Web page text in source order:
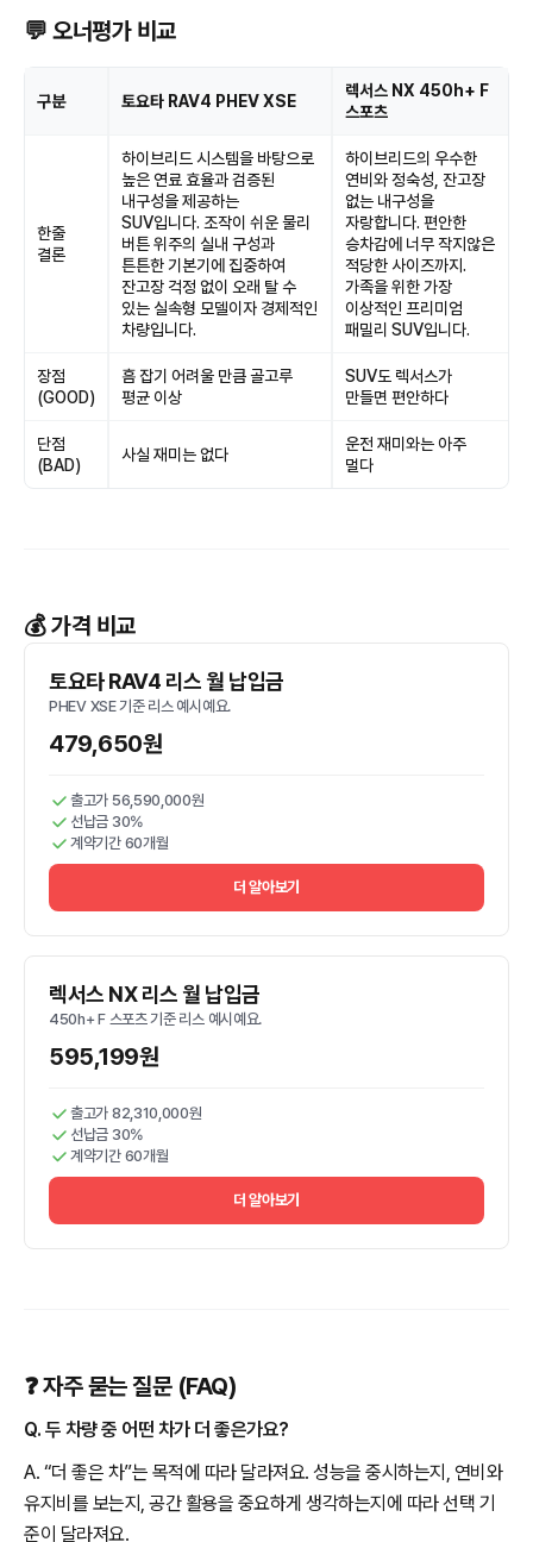
💬 오너평가 비교
구분 토요타 RAV4 PHEV XSE
렉서스 NX 450h+ F
스포츠
한줄
결론
하이브리드 시스템을 바탕으로
높은 연료 효율과 검증된
내구성을 제공하는
SUV입니다. 조작이 쉬운 물리
버튼 위주의 실내 구성과
튼튼한 기본기에 집중하여
잔고장 걱정 없이 오래 탈 수
있는 실속형 모델이자 경제적인
차량입니다.
하이브리드의 우수한
연비와 정숙성, 잔고장
없는 내구성을
자랑합니다. 편안한
승차감에 너무 작지않은
적당한 사이즈까지.
가족을 위한 가장
이상적인 프리미엄
패밀리 SUV입니다.
장점
(GOOD)
흠 잡기 어려울 만큼 골고루
평균 이상
SUV도 렉서스가
만들면 편안하다
단점
(BAD)
사실 재미는 없다
운전 재미와는 아주
멀다
💰 가격 비교
토요타 RAV4 리스 월 납입금
PHEV XSE 기준 리스 예시예요.
479,650원
출고가 56,590,000원
선납금 30%
계약기간 60개월
더 알아보기
렉서스 NX 리스 월 납입금
450h+ F 스포츠 기준 리스 예시예요.
595,199원
출고가 82,310,000원
선납금 30%
계약기간 60개월
더 알아보기
❓ 자주 묻는 질문 (FAQ)
Q. 두 차량 중 어떤 차가 더 좋은가요?
A. “더 좋은 차”는 목적에 따라 달라져요. 성능을 중시하는지, 연비와
유지비를 보는지, 공간 활용을 중요하게 생각하는지에 따라 선택 기
준이 달라져요.